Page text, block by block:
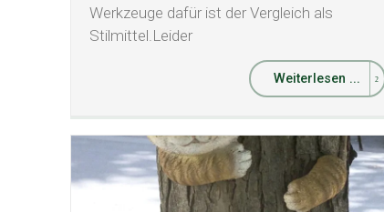
Werkzeuge dafür ist der Vergleich als
Stilmittel.Leider
Weiterlesen ...